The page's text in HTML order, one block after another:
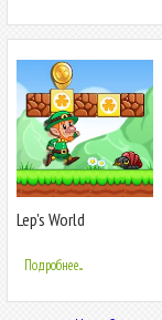
Lep's World
Подробнее...